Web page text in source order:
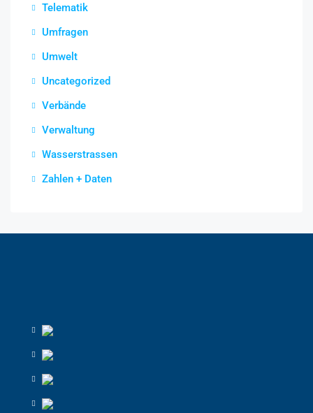
Telematik
Umfragen
Umwelt
Uncategorized
Verbände
Verwaltung
Wasserstrassen
Zahlen + Daten